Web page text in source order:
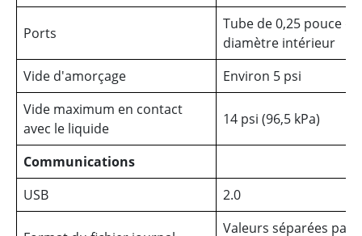
Ports
Tube de 0,25 pouce de
diamètre intérieur
Vide d'amorçage
Environ 5 psi
Vide maximum en contact
avec le liquide
14 psi (96,5 kPa)
Communications
USB
2.0
Valeurs séparées par